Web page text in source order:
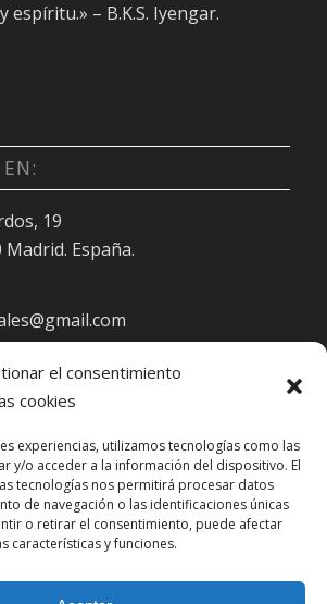
el consentimiento
cookies
experiencias, utilizamos tecnologías como las
y/o acceder a la información del dispositivo. El
tecnologías nos permitirá procesar datos
de navegación o las identificaciones únicas
o retirar el consentimiento, puede afectar
características y funciones.
espíritu.» – B.K.S. Iyengar.
19
España.